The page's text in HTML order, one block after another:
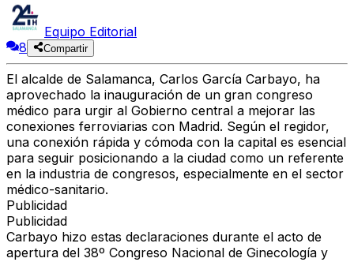
Equipo Editorial
8
Compartir
El alcalde de Salamanca, Carlos García Carbayo, ha
aprovechado la inauguración de un gran congreso
médico para urgir al Gobierno central a mejorar las
conexiones ferroviarias con Madrid. Según el regidor,
una conexión rápida y cómoda con la capital es esencial
para seguir posicionando a la ciudad como un referente
en la industria de congresos, especialmente en el sector
médico-sanitario.
Publicidad
Publicidad
Carbayo hizo estas declaraciones durante el acto de
apertura del 38º Congreso Nacional de Ginecología y